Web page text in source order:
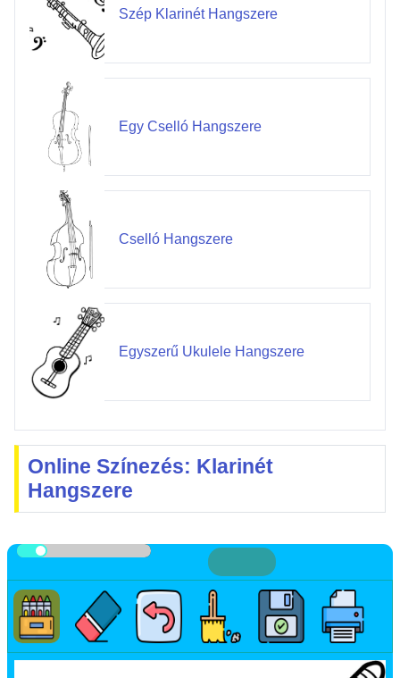
Szép Klarinét Hangszere
Egy Cselló Hangszere
Cselló Hangszere
Egyszerű Ukulele Hangszere
Online Színezés: Klarinét
Hangszere